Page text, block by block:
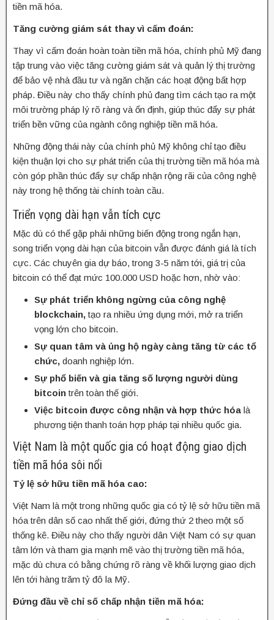
tiền mã hóa.
Tăng cường giám sát thay vì cấm đoán:
Thay vì cấm đoán hoàn toàn tiền mã hóa, chính phủ Mỹ đang
tập trung vào việc tăng cường giám sát và quản lý thị trường
để bảo vệ nhà đầu tư và ngăn chặn các hoạt động bất hợp
pháp. Điều này cho thấy chính phủ đang tìm cách tạo ra một
môi trường pháp lý rõ ràng và ổn định, giúp thúc đẩy sự phát
triển bền vững của ngành công nghiệp tiền mã hóa.
Những động thái này của chính phủ Mỹ không chỉ tạo điều
kiện thuận lợi cho sự phát triển của thị trường tiền mã hóa mà
còn góp phần thúc đẩy sự chấp nhận rộng rãi của công nghệ
này trong hệ thống tài chính toàn cầu.
Triển vọng dài hạn vẫn tích cực
Mặc dù có thể gặp phải những biến động trong ngắn hạn,
song triển vọng dài hạn của bitcoin vẫn được đánh giá là tích
cực. Các chuyên gia dự báo, trong 3-5 năm tới, giá trị của
bitcoin có thể đạt mức 100.000 USD hoặc hơn, nhờ vào:
Sự phát triển không ngừng của công nghệ
blockchain,tạo ra nhiều ứng dụng mới, mở ra triển
vọng lớn cho bitcoin.
Sự quan tâm và ủng hộ ngày càng tăng từ các tổ
chức, doanh nghiệp lớn.
Sự phổ biến và gia tăng số lượng người dùng
bitcointrên toàn thế giới.
Việc bitcoin được công nhận và hợp thức hóa là
phương tiện thanh toán hợp pháp tại nhiều quốc gia.
Việt Nam là một quốc gia có hoạt động giao dịch
tiền mã hóa sôi nổi
Tỷ lệ sở hữu tiền mã hóa cao:
Việt Nam là một trong những quốc gia có tỷ lệ sở hữu tiền mã
hóa trên dân số cao nhất thế giới, đứng thứ 2 theo một số
thống kê. Điều này cho thấy người dân Việt Nam có sự quan
tâm lớn và tham gia mạnh mẽ vào thị trường tiền mã hóa,
mặc dù chưa có bằng chứng rõ ràng về khối lượng giao dịch
lên tới hàng trăm tỷ đô la Mỹ.
Đứng đầu về chỉ số chấp nhận tiền mã hóa: